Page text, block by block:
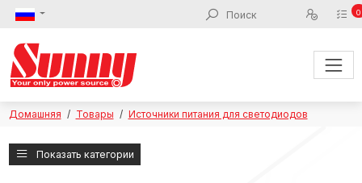
0
Домашняя Товары Источники питания для светодиодов
Показать категории